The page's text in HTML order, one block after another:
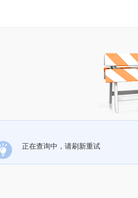
正在查询中，请刷新重试